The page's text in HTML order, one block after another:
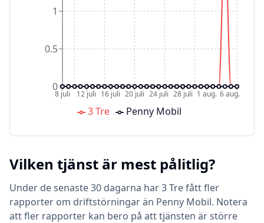
8 juli 12 juli 16 juli 20 juli 24 juli 28 juli 1 aug. 6 aug.
0
0.5
1
3 Tre Penny Mobil
Vilken tjänst är mest pålitlig?
Under de senaste 30 dagarna har 3 Tre fått fler
rapporter om driftstörningar än Penny Mobil. Notera
att fler rapporter kan bero på att tjänsten är större